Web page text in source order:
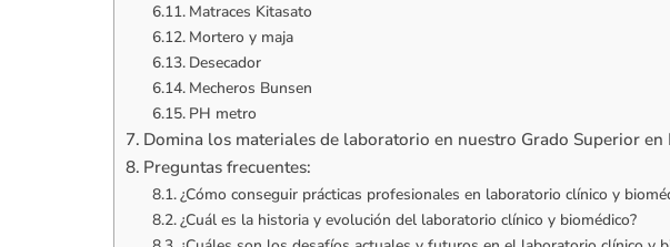
Matraces Kitasato
Mortero y maja
Desecador
Mecheros Bunsen
PH metro
Domina los materiales de laboratorio en nuestro Grado Superior en
Preguntas frecuentes:
¿Cómo conseguir prácticas profesionales en laboratorio clínico y
¿Cuál es la historia y evolución del laboratorio clínico y biomédico?